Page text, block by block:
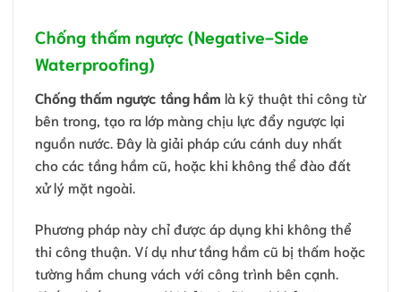
Chống thấm ngược (Negative-Side
Waterproofing)
Chống thấm ngược tầng hầm là kỹ thuật thi công từ
bên trong, tạo ra lớp màng chịu lực đẩy ngược lại
nguồn nước. Đây là giải pháp cứu cánh duy nhất
cho các tầng hầm cũ, hoặc khi không thể đào đất
xử lý mặt ngoài.
Phương pháp này chỉ được áp dụng khi không thể
thi công thuận. Ví dụ như tầng hầm cũ bị thấm hoặc
tường hầm chung vách với công trình bên cạnh.